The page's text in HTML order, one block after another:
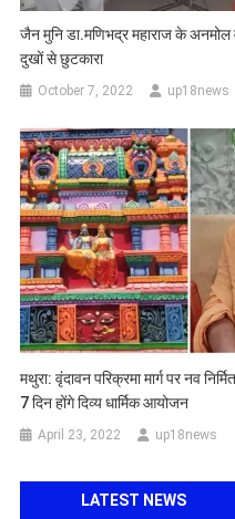
जैन मुनि डा.मणिभद्र महाराज के
दुखों से छुटकारा
October 7, 2022 up18news
मथुरा: वृंदावन परिक्रमा मार्ग पर नव
7 दिन होंगे दिव्य धार्मिक आयोजन
April 23, 2022 up18news
LATEST NEWS